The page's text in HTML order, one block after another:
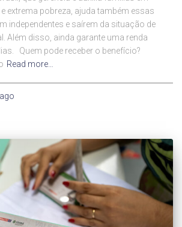
extrema pobreza, ajuda também essas
independentes e saírem da situação de
Além disso, ainda garante uma renda
Quem pode receber o benefício?
Read more…
ago